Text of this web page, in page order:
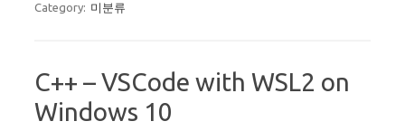
Category: 미분류
C++ – VSCode with WSL2 on
Windows 10